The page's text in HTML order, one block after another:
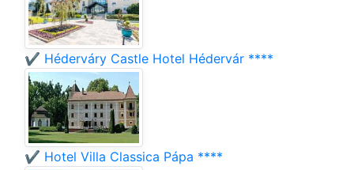
✔️ Héderváry Castle Hotel Hédervár ****
✔️ Hotel Villa Classica Pápa ****